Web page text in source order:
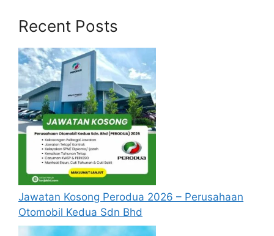
Disini)
Syarat Asas Permohonan
Calon hendaklah warganegara Malaysia
berusia tidak kurang daripada
tahunpada tarikh tutup permohonan
jawatan.
Berkelayakan dan melepasi syarat-syarat
pelantikan yang telah ditetapkan bagi
setiap jawatan yang hendak dipohon, Sila
baca pada lampiran yang kami telah
sediakan seperti berikut.
Recent Posts
Jawatan Kosong Perodua 2026 – Perusahaan
Otomobil Kedua Sdn Bhd